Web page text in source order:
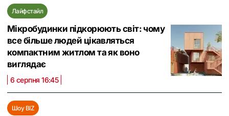
Лайфстайл
Мікробудинки підкорюють світ: чому
все більше людей цікавляться
компактним житлом та як воно
виглядає
6 серпня 16:45
Шоу BIZ